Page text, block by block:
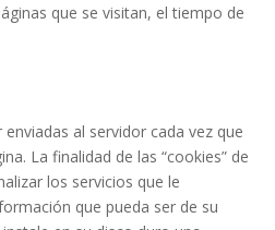
que se visitan, el tiempo de
enviadas al servidor cada vez que
La finalidad de las “cookies” de
los servicios que le
que pueda ser de su